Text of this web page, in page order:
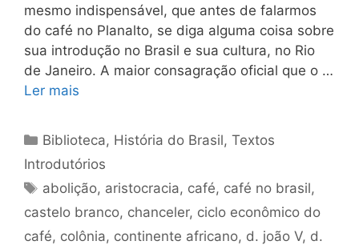
mesmo indispensável, que antes de falarmos
do café no Planalto, se diga alguma coisa sobre
sua introdução no Brasil e sua cultura, no Rio
de Janeiro. A maior consagração oficial que o …
Ler mais
Categorias
Biblioteca, História do Brasil,Textos
Introdutórios
Tags
abolição, aristocracia, café, café no brasil,
castelo branco, chanceler, ciclo econômico do
café, colônia, continente africano, d. joão V, d.